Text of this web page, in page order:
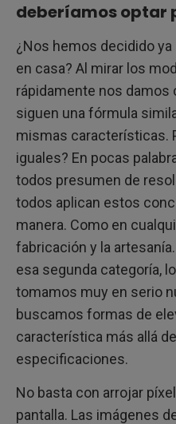
deberíamos optar
¿Nos hemos decidido
en casa? Al mirar los
rápidamente nos damos
siguen una fórmula
mismas características.
iguales? En pocas
todos presumen de
todos aplican estos
manera. Como en
fabricación y la
esa segunda categoría,
tomamos muy en serio
buscamos formas de
característica más allá
especificaciones.
No basta con arrojar
pantalla. Las imágenes